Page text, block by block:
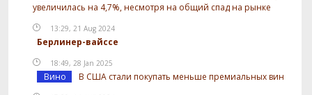
увеличилась на 4,7%, несмотря на общий спад на рынке
13:29, 21 Aug 2024
Берлинер-вайссе
18:49, 28 Jan 2025
Вино В США стали покупать меньше премиальных вин